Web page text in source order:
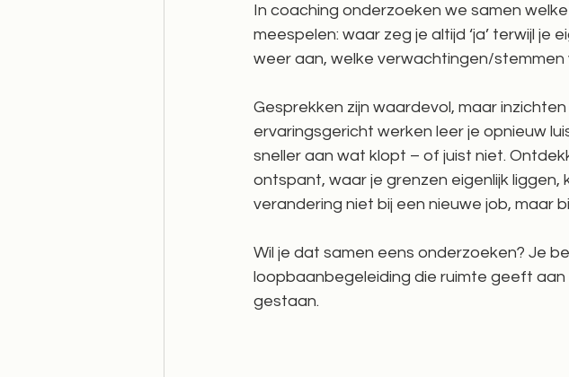
In coaching onderzoeken we samen
meespelen: waar zeg je altijd ‘ja’ terwijl je
weer aan, welke verwachtingen/stemmen
Gesprekken zijn waardevol, maar
ervaringsgericht werken leer je opnieuw
sneller aan wat klopt – of juist niet.
ontspant, waar je grenzen eigenlijk
verandering niet bij een nieuwe job, maar
Wil je dat samen eens onderzoeken? Je
loopbaanbegeleiding die ruimte geeft aan
gestaan.